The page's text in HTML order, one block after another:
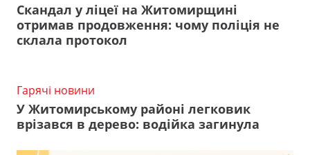
Скандал у ліцеї на Житомирщині
отримав продовження: чому поліція не
склала протокол
Гарячі новини
У Житомирському районі легковик
врізався в дерево: водійка загинула